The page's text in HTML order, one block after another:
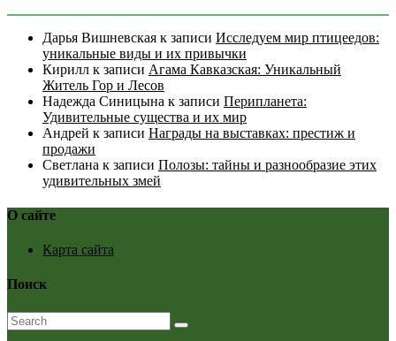
Дарья Вишневская к записи Исследуем мир птицеедов:
уникальные виды и их привычки
Кирилл к записи Агама Кавказская: Уникальный
Житель Гор и Лесов
Надежда Синицына к записи Перипланета:
Удивительные существа и их мир
Андрей к записи Награды на выставках: престиж и
продажи
Светлана к записи Полозы: тайны и разнообразие этих
удивительных змей
О сайте
Карта сайта
Поиск